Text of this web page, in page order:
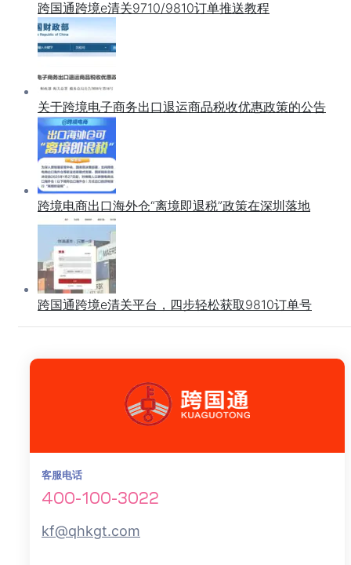
跨国通跨境e清关9710/9810订单推送教程
关于跨境电子商务出口退运商品税收优惠政策的公告
跨境电商出口海外仓“离境即退税”政策在深圳落地
跨国通跨境e清关平台，四步轻松获取9810订单号
客服电话
400-100-3022
kf@qhkgt.com